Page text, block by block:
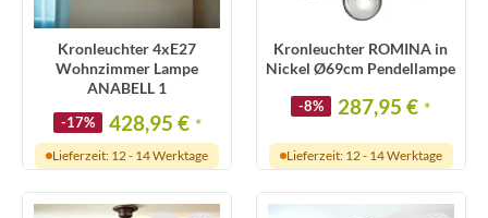
Kronleuchter 4xE27
Wohnzimmer Lampe
ANABELL 1
-17% 428,95 € *
Lieferzeit: 12 - 14 Werktage
Kronleuchter ROMINA in
Nickel Ø69cm Pendellampe
-8% 287,95 € *
Lieferzeit: 12 - 14 Werktage